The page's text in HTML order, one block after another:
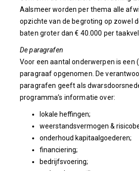
Aalsmeer worden per thema alle
opzichte van de begroting op zowel
baten groter dan € 40.000 per
De paragrafen
Voor een aantal onderwerpen is een
paragraaf opgenomen. De
paragrafen geeft als
programma’s informatie over:
lokale heffingen;
weerstandsvermogen &
onderhoud kapitaalgoederen;
financiering;
bedrijfsvoering;